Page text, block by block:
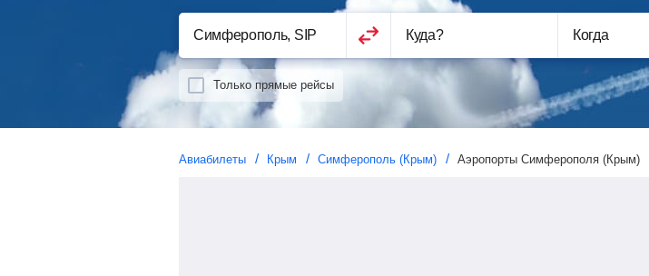
Куда? Когда
Только прямые рейсы
Авиабилеты Крым Симферополь (Крым) Аэропорты Симферополя (Крым)